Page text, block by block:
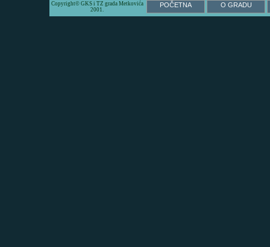
Copyright© GKS i TZ grada Metkovića
2001.
POČETNA O GRADU